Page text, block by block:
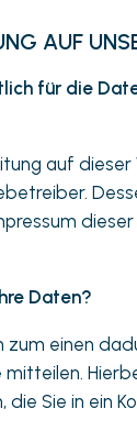
AUF
für die
auf
Daten?
zum einen
die Sie in ein